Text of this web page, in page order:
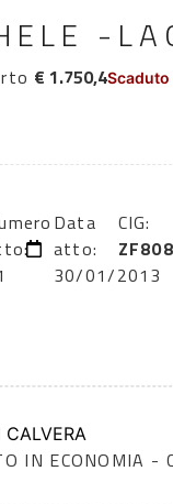
-
€ 1.750,4Scaduto
Data
atto:
30/01/2013
CIG:
IN ECONOMIA -